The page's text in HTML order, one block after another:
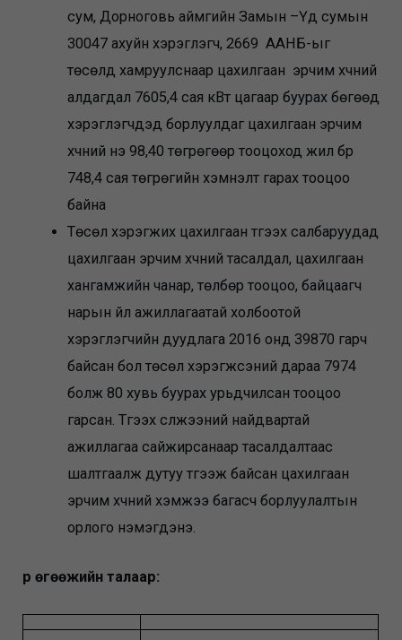
сум, Дорноговь аймгийн Замын –Үүд сумын
30047 ахуйн хэрэглэгч, 2669 ААНБ-ыг
төсөлд хамруулснаар цахилгаан эрчим хүчний
алдагдал 7605,4 сая кВт цагаар буурах бөгөөд
хэрэглэгчдэд борлуулдаг цахилгаан эрчим
хүчний үнэ 98,40 төгрөгөөр тооцоход жил бүр
748,4 сая төгрөгийн хэмнэлт гарах тооцоо
байна
Төсөл хэрэгжих цахилгаан түгээх салбаруудад
цахилгаан эрчим хүчний тасалдал, цахилгаан
хангамжийн чанар, төлбөр тооцоо, байцаагч
нарын үйл ажиллагаатай холбоотой
хэрэглэгчийн дуудлага 2016 онд 39870 гарч
байсан бол төсөл хэрэгжсэний дараа 7974
болж 80 хувь буурах урьдчилсан тооцоо
гарсан. Түгээх сүлжээний найдвартай
ажиллагаа сайжирсанаар тасалдалтаас
шалтгаалж дутуу түгээж байсан цахилгаан
эрчим хүчний хэмжээ багасч борлуулалтын
орлого нэмэгдэнэ.
Үр өгөөжийн талаар: